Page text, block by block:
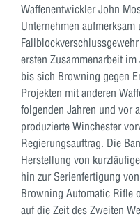
Waffenentwickler John
Unternehmen
ersten Zusammenarbeit
bis sich Browning gegen
Projekten mit anderen
folgenden Jahren und vor
produzierte Winchester
Regierungsauftrag. Die
Herstellung von
hin zur Serienfertigung
Browning Automatic Rifle
auf die Zeit des Zweiten